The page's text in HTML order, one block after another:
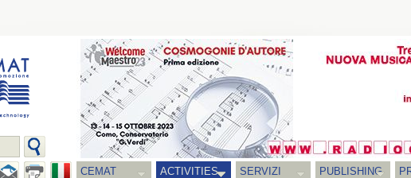
CEMAT ACTIVITIES SERVIZI PUBLISHING